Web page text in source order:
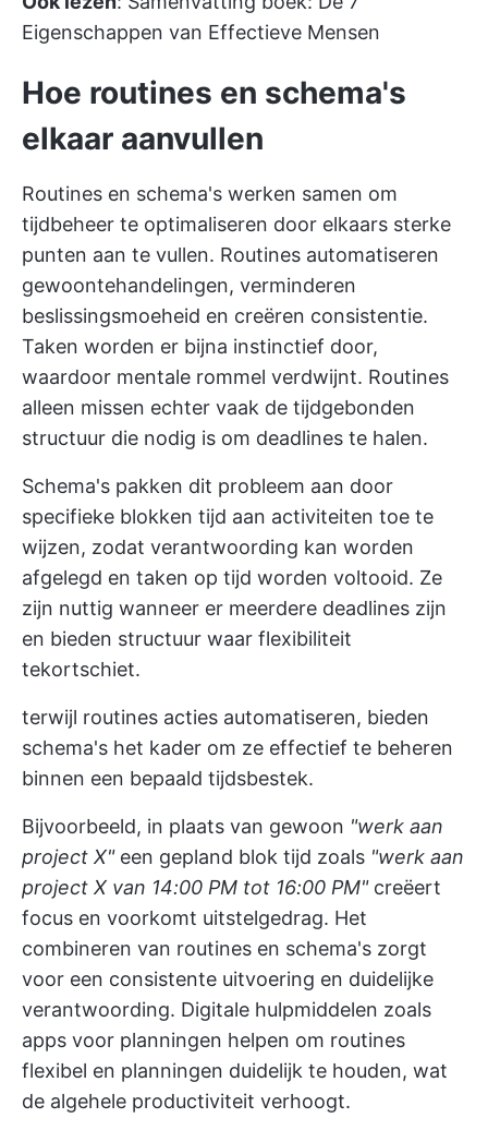
Eigenschappen van Effectieve Mensen
Hoe routines en schema's
elkaar aanvullen
Routines en schema's werken samen om
tijdbeheer te optimaliseren door elkaars sterke
punten aan te vullen. Routines automatiseren
gewoontehandelingen, verminderen
beslissingsmoeheid en creëren consistentie.
Taken worden er bijna instinctief door,
waardoor mentale rommel verdwijnt. Routines
alleen missen echter vaak de tijdgebonden
structuur die nodig is om deadlines te halen.
Schema's pakken dit probleem aan door
specifieke blokken tijd aan activiteiten toe te
wijzen, zodat verantwoording kan worden
afgelegd en taken op tijd worden voltooid. Ze
zijn nuttig wanneer er meerdere deadlines zijn
en bieden structuur waar flexibiliteit
tekortschiet.
terwijl routines acties automatiseren, bieden
schema's het kader om ze effectief te beheren
binnen een bepaald tijdsbestek.
Bijvoorbeeld, in plaats van gewoon "werk aan
project X"een gepland blok tijd zoals "werk aan
project X van 14:00 PM tot 16:00 PM"creëert
focus en voorkomt uitstelgedrag. Het
combineren van routines en schema's zorgt
voor een consistente uitvoering en duidelijke
verantwoording. Digitale hulpmiddelen zoals
apps voor planningen helpen om routines
flexibel en planningen duidelijk te houden, wat
de algehele productiviteit verhoogt.